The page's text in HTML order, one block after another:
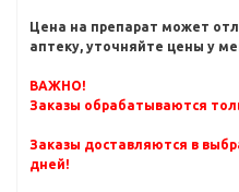
Цена на препарат может
аптеку, уточняйте цены у
ВАЖНО!
Заказы обрабатываются
Заказы доставляются в
дней!